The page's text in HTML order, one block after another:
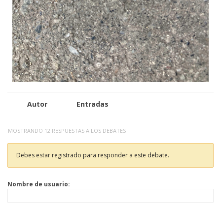
Autor Entradas
MOSTRANDO 12 RESPUESTAS A LOS DEBATES
Debes estar registrado para responder a este debate.
Nombre de usuario: